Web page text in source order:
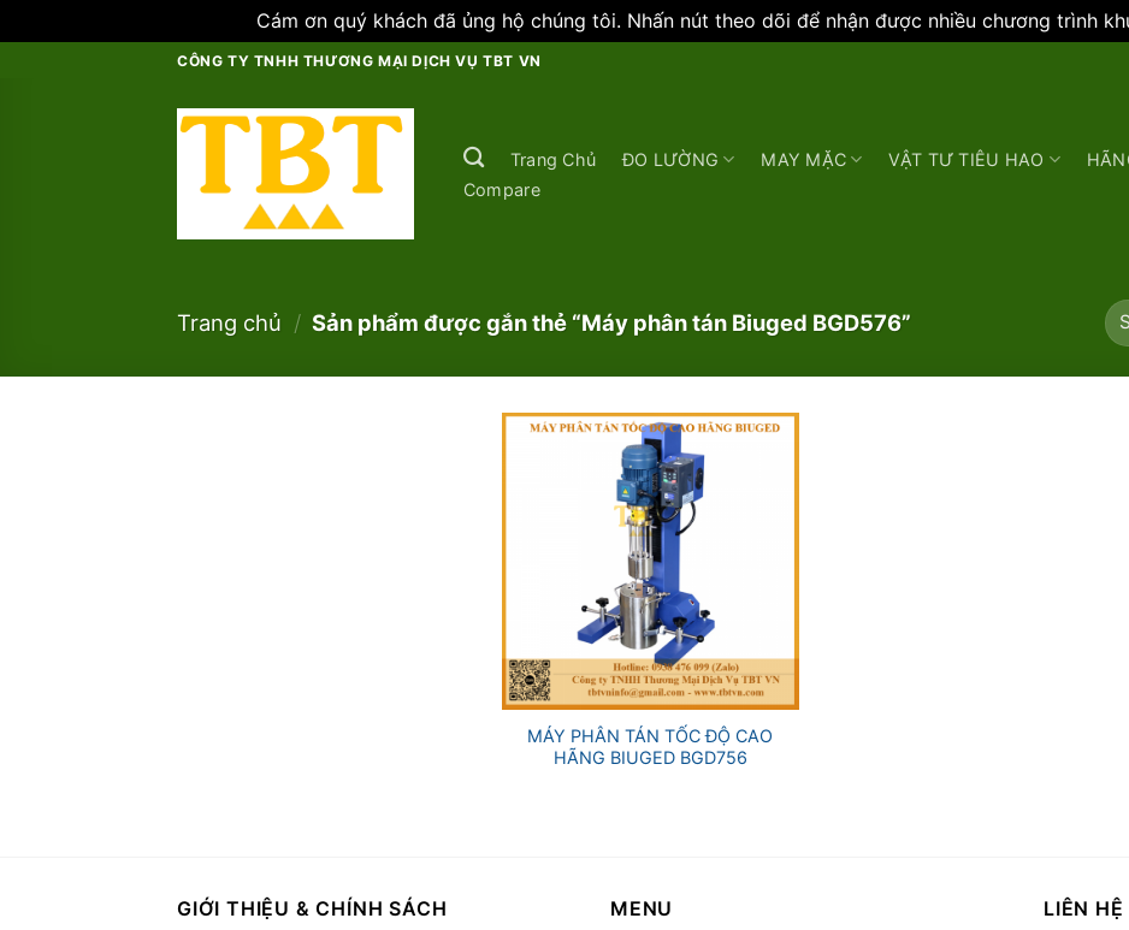
Cám ơn quý khách đã ủng hộ chúng tôi. Nhấn nút theo dõi để nhận được nhiều chương trình
CÔNG TY TNHH THƯƠNG MẠI DỊCH VỤ TBT VN
Trang Chủ ĐO LƯỜNG MAY MẶC VẬT TƯ TIÊU HAO
Compare
Trang chủ / Sản phẩm được gắn thẻ “Máy phân tán Biuged BGD576”
+
MÁY PHÂN TÁN TỐC ĐỘ CAO
HÃNG BIUGED BGD756
GIỚI THIỆU & CHÍNH SÁCH MENU LIÊN HỆ